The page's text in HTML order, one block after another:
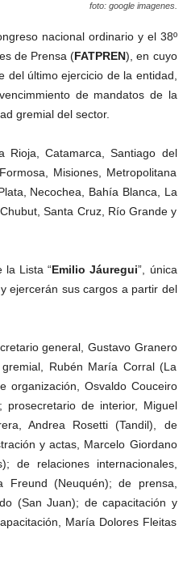
foto: google imagenes.
nacional ordinario y el 38º
de Prensa (FATPREN), en cuyo
último ejercicio de la entidad,
de mandatos de la
gremial del sector.
Rioja, Catamarca, Santiago del
Misiones, Metropolitana
Necochea, Bahía Blanca, La
Santa Cruz, Río Grande y
la Lista “Emilio Jáuregui”, única
ejercerán sus cargos a partir del
general, Gustavo Granero
Rubén María Corral (La
organización, Osvaldo Couceiro
de interior, Miguel
Andrea Rosetti (Tandil), de
y actas, Marcelo Giordano
de relaciones internacionales,
Freund (Neuquén); de prensa,
(San Juan); de capacitación y
María Dolores Fleitas